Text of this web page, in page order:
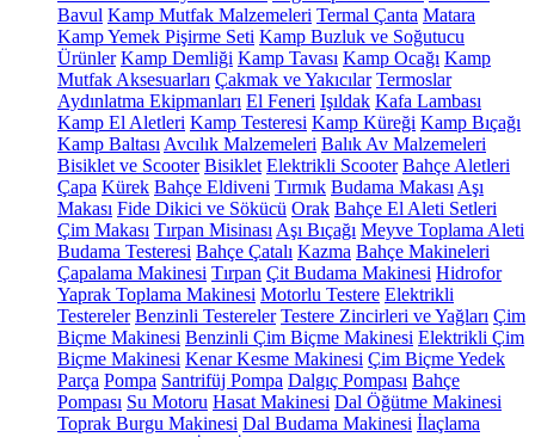
Bavul Kamp Mutfak Malzemeleri Termal Çanta Matara
Kamp Yemek Pişirme Seti Kamp Buzluk ve Soğutucu
Ürünler Kamp Demliği Kamp Tavası Kamp Ocağı Kamp
Mutfak Aksesuarları Çakmak ve Yakıcılar Termoslar
Aydınlatma Ekipmanları El Feneri Işıldak Kafa Lambası
Kamp El Aletleri Kamp Testeresi Kamp Küreği Kamp Bıçağı
Kamp Baltası Avcılık Malzemeleri Balık Av Malzemeleri
Bisiklet ve Scooter Bisiklet Elektrikli Scooter Bahçe Aletleri
Çapa Kürek Bahçe Eldiveni Tırmık Budama Makası Aşı
Makası Fide Dikici ve Sökücü Orak Bahçe El Aleti Setleri
Çim Makası Tırpan Misinası Aşı Bıçağı Meyve Toplama Aleti
Budama Testeresi Bahçe Çatalı Kazma Bahçe Makineleri
Çapalama Makinesi Tırpan Çit Budama Makinesi Hidrofor
Yaprak Toplama Makinesi Motorlu Testere Elektrikli
Testereler Benzinli Testereler Testere Zincirleri ve Yağları Çim
Biçme Makinesi Benzinli Çim Biçme Makinesi Elektrikli Çim
Biçme Makinesi Kenar Kesme Makinesi Çim Biçme Yedek
Parça Pompa Santrifüj Pompa Dalgıç Pompası Bahçe
Pompası Su Motoru Hasat Makinesi Dal Öğütme Makinesi
Toprak Burgu Makinesi Dal Budama Makinesi İlaçlama